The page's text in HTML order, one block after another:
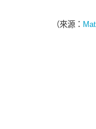
（來源：